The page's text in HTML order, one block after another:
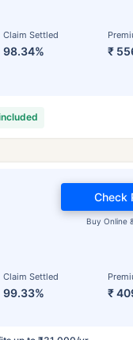
Claim Settled
98.34% ₹
Claim Settled
99.33% ₹
Buy Online
Check